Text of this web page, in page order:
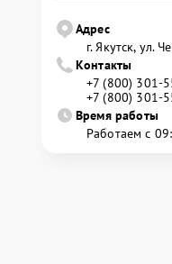
Адрес
г. Якутск, ул.
Контакты
+7 (800) 301-
+7 (800) 301-
Время работы
Работаем с